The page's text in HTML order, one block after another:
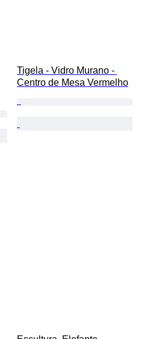
Tigela - Vidro Murano -
Centro de Mesa Vermelho